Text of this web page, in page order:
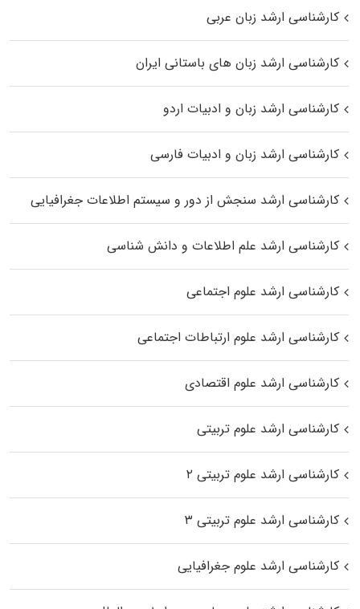
کارشناسی ارشد زبان عربی
کارشناسی ارشد زبان‌ های باستانی ایران
کارشناسی ارشد زبان و ادبیات اردو
کارشناسی ارشد زبان و ادبیات فارسی
کارشناسی ارشد سنجش از دور و سیستم اطلاعات جغرافیایی
کارشناسی ارشد علم اطلاعات و دانش شناسی
کارشناسی ارشد علوم اجتماعی
کارشناسی ارشد علوم ارتباطات اجتماعی
کارشناسی ارشد علوم اقتصادی
کارشناسی ارشد علوم تربیتی
کارشناسی ارشد علوم تربیتی ۲
کارشناسی ارشد علوم تربیتی ۳
کارشناسی ارشد علوم جغرافیایی